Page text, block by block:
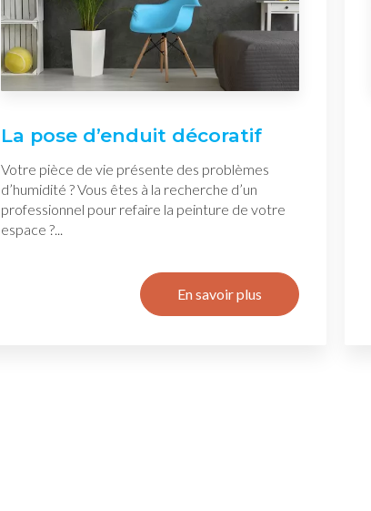
La pose d’enduit décoratif
Votre pièce de vie présente des problèmes
d’humidité ? Vous êtes à la recherche d’un
professionnel pour refaire la peinture de votre
espace ?...
En savoir plus